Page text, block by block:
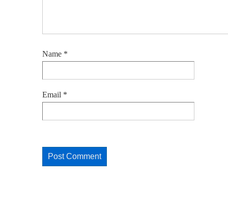
Name *
Email *